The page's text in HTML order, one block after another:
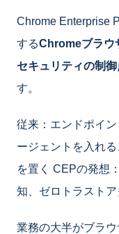
Chrome Enterprise
するChromeブラウ
セキュリティの制
す。
従来：エンドポイ
ージェントを入れ
を置く CEPの発想：
知、ゼロトラスト
業務の大半がブラ